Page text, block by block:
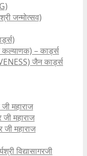
जन्मोत्सव)
कल्याणक) – कार्ड्स
जैन कार्ड्स
महाराज
जी महाराज
जी महाराज
विद्यासागरजी